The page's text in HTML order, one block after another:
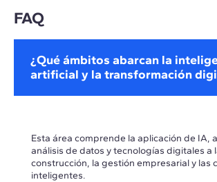
FAQ
¿Qué ámbitos abarcan la
artificial y la transformación
Esta área comprende la aplicación de IA,
análisis de datos y tecnologías digitales a
construcción, la gestión empresarial y las
inteligentes.